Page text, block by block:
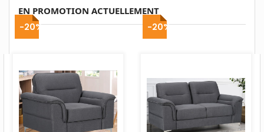
EN PROMOTION ACTUELLEMENT
-20%
-20%